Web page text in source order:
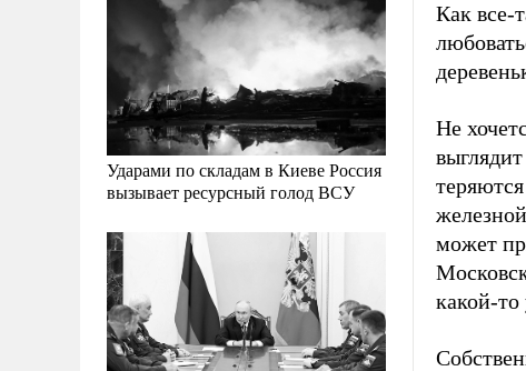
Ударами по складам в Киеве Россия
вызывает ресурсный голод ВСУ
Как все-
Не
может
какой-